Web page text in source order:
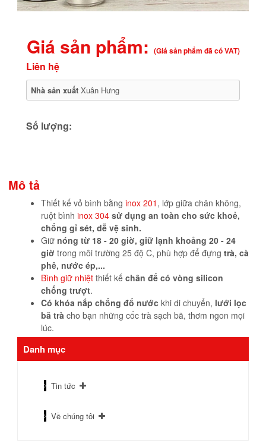
Giá sản phẩm: (Giá sản phẩm đã có VAT)
Liên hệ
Nhà sản xuất Xuân Hưng
Số lượng:
Mô tả
Thiết kế vỏ bình bằng inox 201 , lớp giữa chân không,
ruột bình inox 304 sử dụng an toàn cho sức khoẻ,
chống gỉ sét, dễ vệ sinh.
Giữ nóng từ 18 - 20 giờ, giữ lạnh khoảng 20 - 24
giờ trong môi trường 25 độ C, phù hợp để đựng trà, cà
phê, nước ép,...
Bình giữ nhiệtthiết kế chân đế có vòng silicon
chống trượt.
Có khóa nắp chống đổ nướckhi di chuyển, lưới lọc
bã tràcho bạn những cốc trà sạch bã, thơm ngon mọi
lúc.
Danh mục
Tin tức
Về chúng tôi